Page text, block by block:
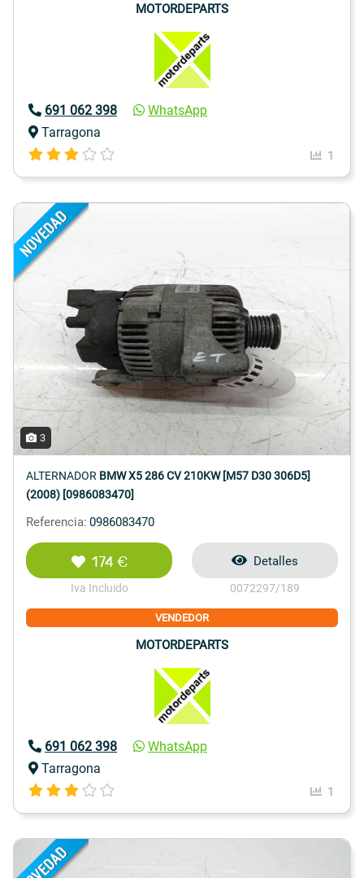
MOTORDEPARTS
691 062 398
WhatsApp
Tarragona
1
3
ALTERNADOR BMW X5 286 CV 210KW [M57 D30 306D5]
(2008) [0986083470]
Referencia: 0986083470
174 €
Iva Incluido
Detalles
0072297/189
VENDEDOR
MOTORDEPARTS
691 062 398
WhatsApp
Tarragona
1